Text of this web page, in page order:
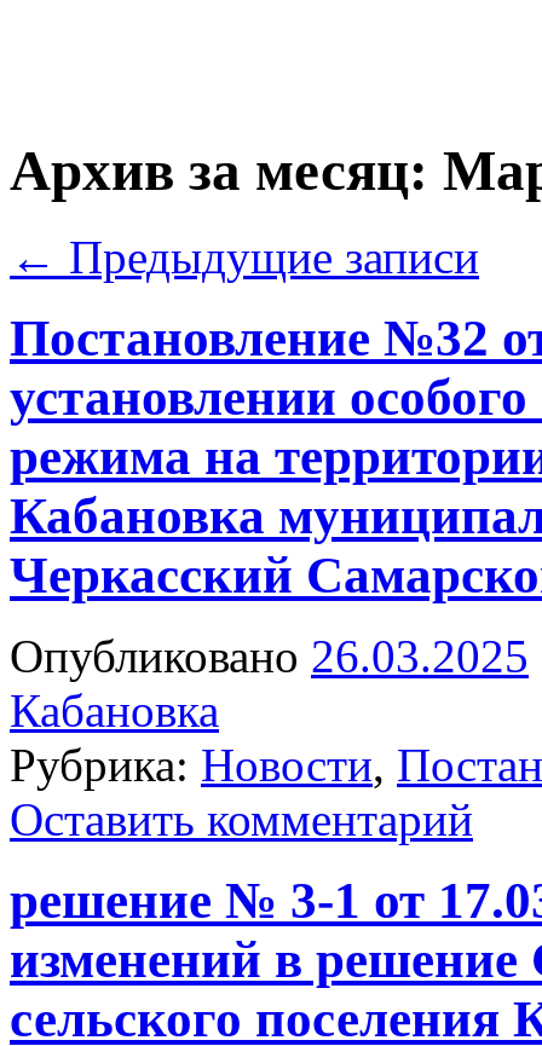
Архив за месяц:
← Предыдущие записи
Постановление №32
установлении
режима на
Кабановка
Черкасский
Опубликовано 26.03.2025
Кабановка
Рубрика: Новости,
Оставить комментарий
решение № 3-1 от
изменений в решение
сельского поселения